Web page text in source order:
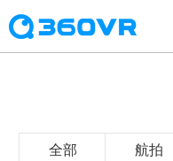
全部 航拍